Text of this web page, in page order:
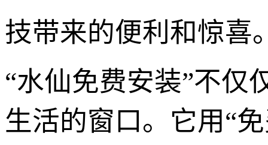
技带来的便利和惊喜
“水仙免费安装”不仅
生活的窗口。它用“